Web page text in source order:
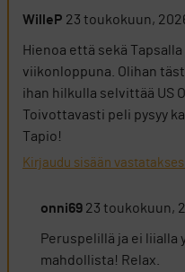
WilleP 23 toukokuun,
Hienoa että sekä
viikonloppuna. Olihan
ihan hilkulla selvittää US
Toivottavasti peli pysyy
Tapio!
Kirjaudu sisään
onni69 23 toukokuun,
Peruspelillä ja ei liialla
mahdollista! Relax.